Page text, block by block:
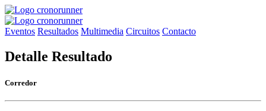
Eventos Resultados Multimedia Circuitos Contacto
Detalle Resultado
Corredor